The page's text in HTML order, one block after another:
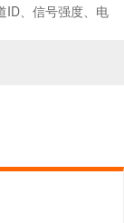
ID、信号强度、电